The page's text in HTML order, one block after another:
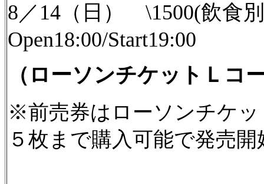
8／14（日） \1500(飲食
Open18:00/Start19:00
（ローソンチケットＬコ
※前売券はローソンチケ
５枚まで購入可能で発売開